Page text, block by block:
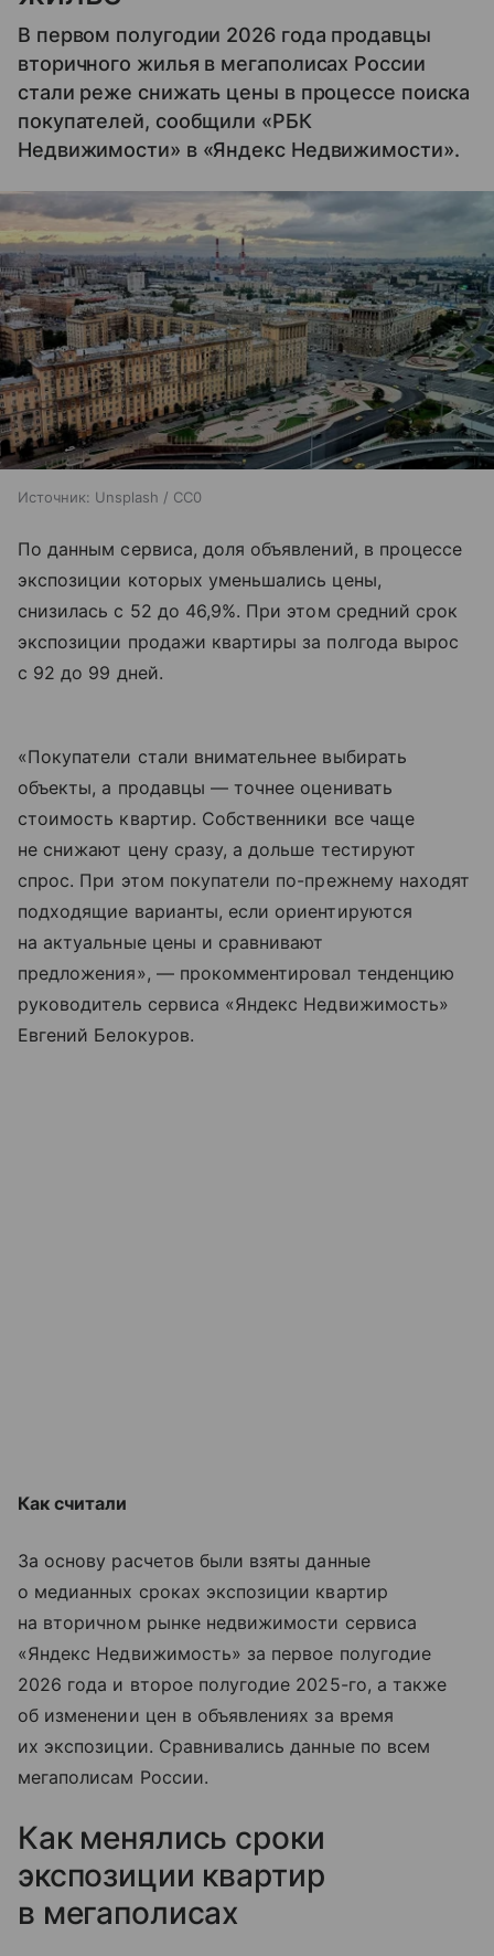
В первом полугодии 2026 года продавцы
вторичного жилья в мегаполисах России
стали реже снижать цены в процессе поиска
покупателей, сообщили «РБК
Недвижимости» в «Яндекс Недвижимости».
Источник: Unsplash / CC0
По данным сервиса, доля объявлений, в процессе
экспозиции которых уменьшались цены,
снизилась с 52 до 46,9%. При этом средний срок
экспозиции продажи квартиры за полгода вырос
с 92 до 99 дней.
«Покупатели стали внимательнее выбирать
объекты, а продавцы — точнее оценивать
стоимость квартир. Собственники все чаще
не снижают цену сразу, а дольше тестируют
спрос. При этом покупатели по-прежнему находят
подходящие варианты, если ориентируются
на актуальные цены и сравнивают
предложения», — прокомментировал тенденцию
руководитель сервиса «Яндекс Недвижимость»
Евгений Белокуров.
Как считали
За основу расчетов были взяты данные
о медианных сроках экспозиции квартир
на вторичном рынке недвижимости сервиса
«Яндекс Недвижимость» за первое полугодие
2026 года и второе полугодие 2025-го, а также
об изменении цен в объявлениях за время
их экспозиции. Сравнивались данные по всем
мегаполисам России.
Как менялись сроки
экспозиции квартир
в мегаполисах